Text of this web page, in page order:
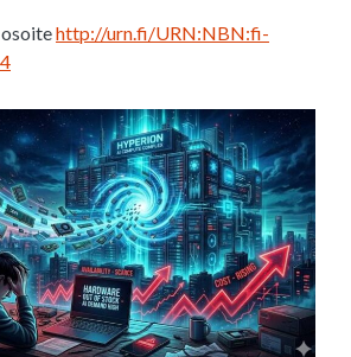
http://urn.fi/URN:NBN:fi-